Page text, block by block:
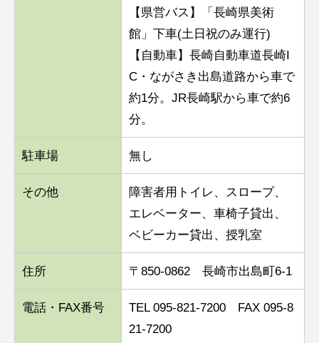
【県営バス】「長崎県美術
館」下車(土日祝のみ運行)
【自動車】長崎自動車道長崎I
C・ながさき出島道路から車で
約1分。JR長崎駅から車で約6
分。
駐車場 無し
その他
障害者用トイレ、スロープ、
エレベーター、車椅子貸出、
ベビーカー貸出、授乳室
住所 〒850-0862 長崎市出島町6-1
電話・FAX番号
TEL 095-821-7200 FAX 095-8
21-7200